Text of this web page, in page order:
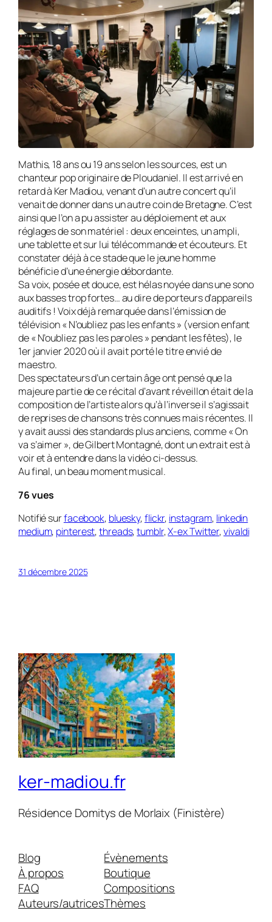
Mathis, 18 ans ou 19 ans selon les sources, est un
chanteur pop originaire de Ploudaniel. Il est arrivé en
retard à Ker Madiou, venant d’un autre concert qu’il
venait de donner dans un autre coin de Bretagne. C’est
ainsi que l’on a pu assister au déploiement et aux
réglages de son matériel : deux enceintes, un ampli,
une tablette et sur lui télécommande et écouteurs. Et
constater déjà à ce stade que le jeune homme
bénéficie d’une énergie débordante.
Sa voix, posée et douce, est hélas noyée dans une sono
aux basses trop fortes… au dire de porteurs d’appareils
auditifs ! Voix déjà remarquée dans l’émission de
télévision « N’oubliez pas les enfants » (version enfant
de « N’oubliez pas les paroles » pendant les fêtes), le
1er janvier 2020 où il avait porté le titre envié de
maestro.
Des spectateurs d’un certain âge ont pensé que la
majeure partie de ce récital d’avant réveillon était de la
composition de l’artiste alors qu’à l’inverse il s’agissait
de reprises de chansons très connues mais récentes. Il
y avait aussi des standards plus anciens, comme « On
va s’aimer », de Gilbert Montagné, dont un extrait est à
voir et à entendre dans la vidéo ci-dessus.
Au final, un beau moment musical.
76 vues
Notifié surfacebook, bluesky,flickr, instagram, linkedin
medium, pinterest,threads,tumblr,X-ex Twitter,vivaldi
31 décembre 2025
ker-madiou.fr
Résidence Domitys de Morlaix (Finistère)
Blog
À propos
FAQ
Auteurs/autrices
Évènements
Boutique
Compositions
Thèmes